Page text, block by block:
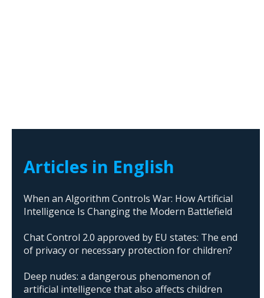
Articles in English
When an Algorithm Controls War: How Artificial
Intelligence Is Changing the Modern Battlefield
Chat Control 2.0 approved by EU states: The end
of privacy or necessary protection for children?
Deep nudes: a dangerous phenomenon of
artificial intelligence that also affects children